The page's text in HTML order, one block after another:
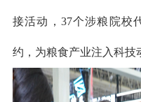
接活动，37个涉粮院校
约，为粮食产业注入科技